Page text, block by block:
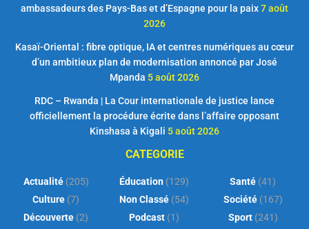
ambassadeurs des Pays-Bas et d’Espagne pour la paix7 août
2026
Kasaï-Oriental : fibre optique, IA et centres numériques au cœur
d’un ambitieux plan de modernisation annoncé par José
Mpanda 5 août 2026
RDC – Rwanda | La Cour internationale de justice lance
officiellement la procédure écrite dans l’affaire opposant
Kinshasa à Kigali 5 août 2026
CATEGORIE
Actualité(205)
Culture (7)
Découverte (2)
Éducation (129)
Non Classé (54)
Podcast (1)
Santé (41)
Société(167)
Sport(241)